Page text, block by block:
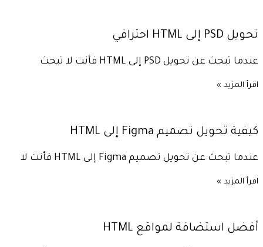
تحويل PSD إلى HTML احترافي
عندما تبحث عن تحويل PSD إلى HTML فأنت لا تبحث
اقرأ المزيد »
كيفية تحويل تصميم Figma إلى HTML
عندما تبحث عن تحويل تصميم Figma إلى HTML فأنت لا
اقرأ المزيد »
أفضل استضافة لمواقع HTML